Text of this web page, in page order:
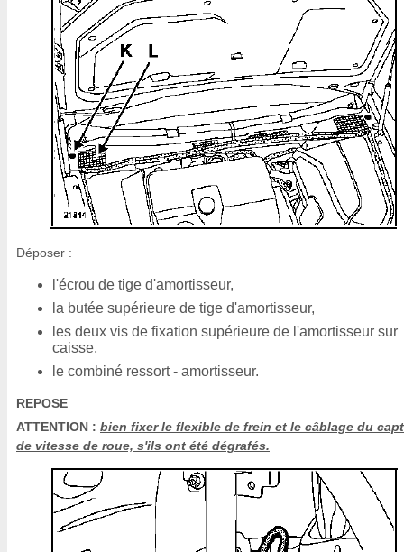
Déposer :
l'écrou de tige d'amortisseur,
la butée supérieure de tige d'amortisseur,
les deux vis de fixation supérieure de l'amortisseur sur
caisse,
le combiné ressort - amortisseur.
REPOSE
ATTENTION : bien fixer le flexible de frein et le câblage du
de vitesse de roue, s'ils ont été dégrafés.